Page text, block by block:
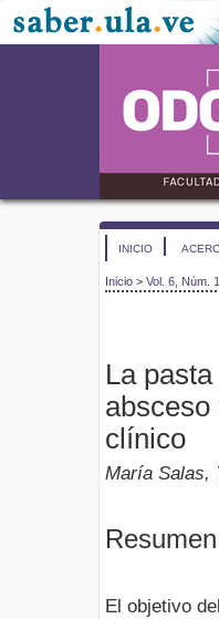
INICIO
Inicio > Vol. 6, Núm.
La
clínico
María Salas,
Resumen
El objetivo